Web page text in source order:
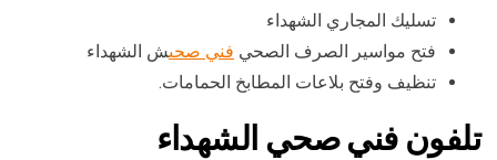
تسليك المجاري الشهداء
فتح مواسير الصرف الصحي فني صحىش الشهداء
تنظيف وفتح بلاعات المطابخ الحمامات.
تلفون فني صحي الشهداء